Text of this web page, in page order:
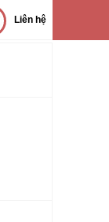
Liên hệ